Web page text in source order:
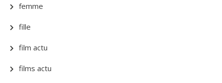
femme
fille
film actu
films actu